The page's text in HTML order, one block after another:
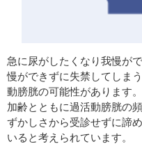
急に尿がしたくなり我慢が
慢ができずに失禁してしま
動膀胱の可能性があります。
加齢とともに過活動膀胱の
ずかしさから受診せずに諦
いると考えられています。